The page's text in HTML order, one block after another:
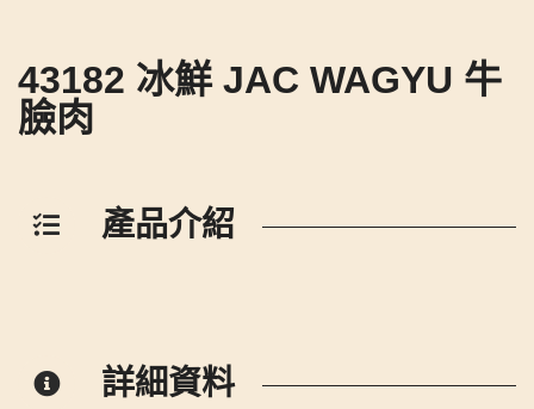
43182 冰鮮 JAC WAGYU 牛
臉肉
產品介紹
詳細資料